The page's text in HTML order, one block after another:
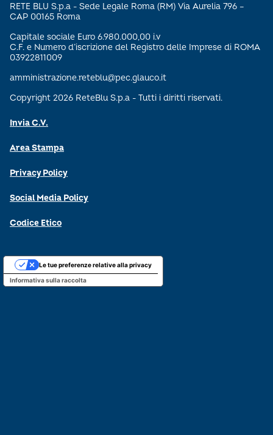
RETE BLU S.p.a - Sede Legale Roma (RM) Via Aurelia 796 –
CAP 00165 Roma
Capitale sociale Euro 6.980.000,00 i.v
C.F. e Numero d’iscrizione del Registro delle Imprese di ROMA
03922811009
amministrazione.reteblu@pec.glauco.it
Copyright 2026 ReteBlu S.p.a - Tutti i diritti riservati.
Invia C.V.
Area Stampa
Privacy Policy
Social Media Policy
Codice Etico
Informativa sulla raccolta
Le tue preferenze relative alla privacy